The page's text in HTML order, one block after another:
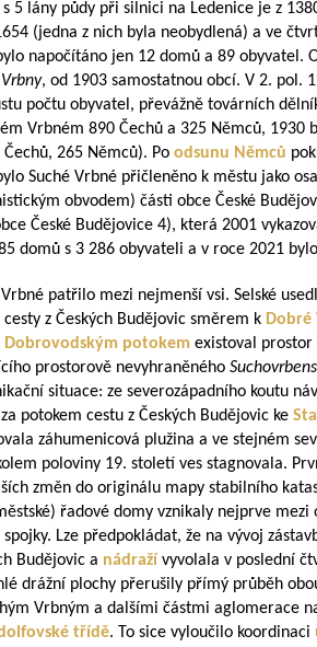
5 lány půdy při silnici na Ledenice je z
(jedna z nich byla neobydlená) a ve
napočítáno jen 12 domů a 89 obyvatel.
, od 1903 samostatnou obcí. V 2. pol.
počtu obyvatel, převážně továrních
Vrbném 890 Čechů a 325 Němců, 1930
Čechů, 265 Němců). Po odsunu Němců
Suché Vrbné přičleněno k městu jako
obvodem) části obce České
České Budějovice 4), která 2001
domů s 3 286 obyvateli a v roce 2021
Vrbné patřilo mezi nejmenší vsi. Selské
z Českých Budějovic směrem k Dobré
Dobrovodským potokem existoval prostor
prostorově nevyhraněného
situace: ze severozápadního koutu
potokem cestu z Českých Budějovic ke
záhumenicová plužina a ve stejném
poloviny 19. století ves stagnovala.
změn do originálu mapy stabilního
řadové domy vznikaly nejprve
Lze předpokládat, že na vývoj
Budějovic a nádraží vyvolala v poslední
drážní plochy přerušily přímý průběh
Vrbným a dalšími částmi aglomerace
třídě. To sice vyloučilo koordinaci